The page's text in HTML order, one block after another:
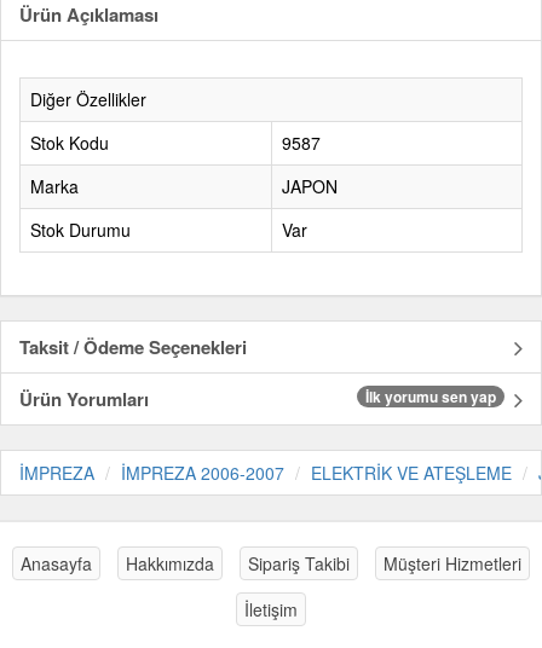
Ürün Açıklaması
Diğer Özellikler
Stok Kodu
9587
Marka
JAPON
Stok Durumu
Var
Taksit / Ödeme Seçenekleri
Ürün Yorumları
İlk yorumu sen yap
İMPREZA İMPREZA 2006-2007 ELEKTRİK VE ATEŞLEME
Anasayfa Hakkımızda Sipariş Takibi
Müşteri Hizmetleri
İletişim